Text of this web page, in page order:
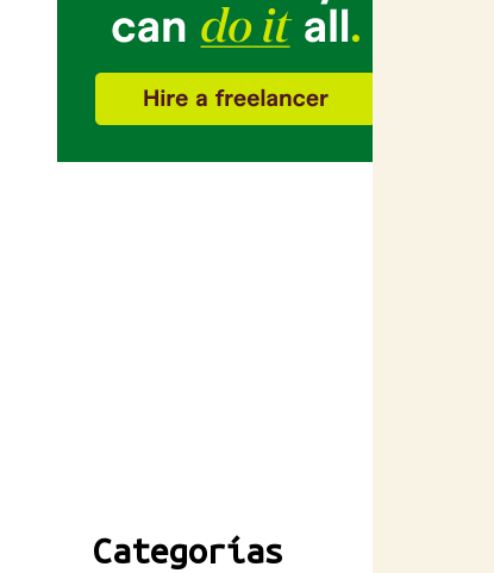
Categorías